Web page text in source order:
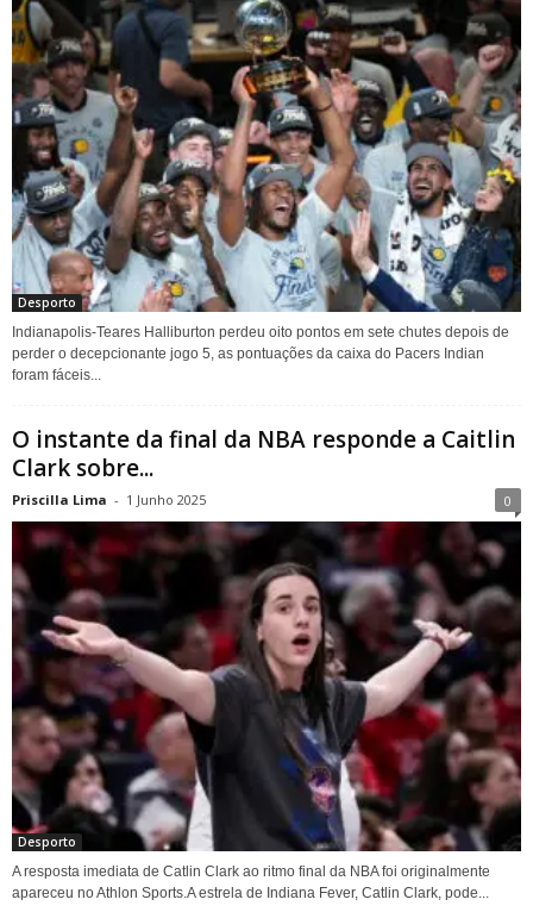
Desporto
Indianapolis-Teares Halliburton perdeu oito pontos em sete chutes depois de
perder o decepcionante jogo 5, as pontuações da caixa do Pacers Indian
foram fáceis...
O instante da final da NBA responde a Caitlin
Clark sobre...
Priscilla Lima - 1 Junho 2025 0
Desporto
A resposta imediata de Catlin Clark ao ritmo final da NBA foi originalmente
apareceu no Athlon Sports.A estrela de Indiana Fever, Catlin Clark, pode...